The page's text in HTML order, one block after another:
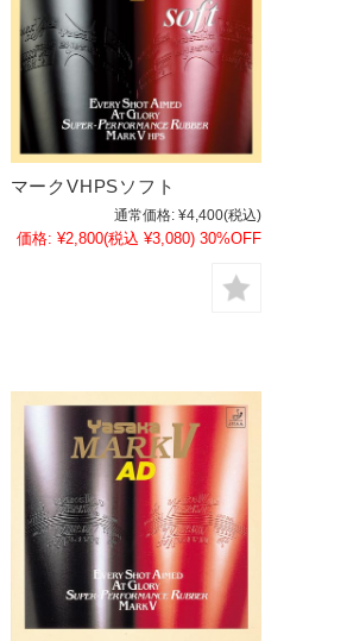
マークVHPSソフト
通常価格: ¥4,400(税込)
価格: ¥2,800(税込 ¥3,080) 30%OFF